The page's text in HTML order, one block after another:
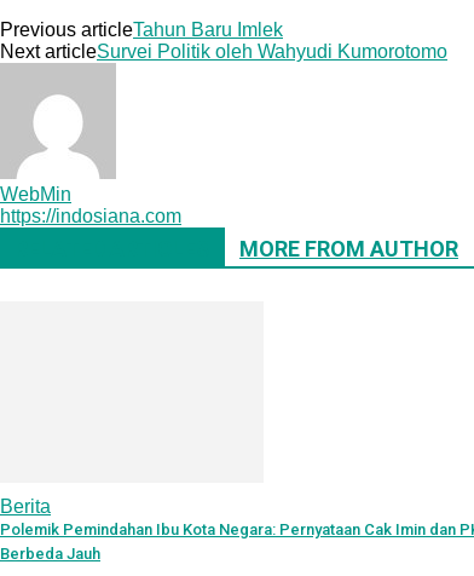
Previous articleTahun Baru Imlek
Next articleSurvei Politik oleh Wahyudi Kumorotomo
WebMin
https://indosiana.com
MORE FROM AUTHOR
Berita
Polemik Pemindahan Ibu Kota Negara: Pernyataan Cak Imin dan
Berbeda Jauh